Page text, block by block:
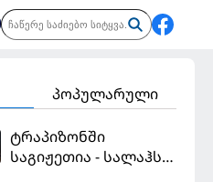
პოპულარული
ტრაპიზონში
საგიჟეთია - სალაჰს